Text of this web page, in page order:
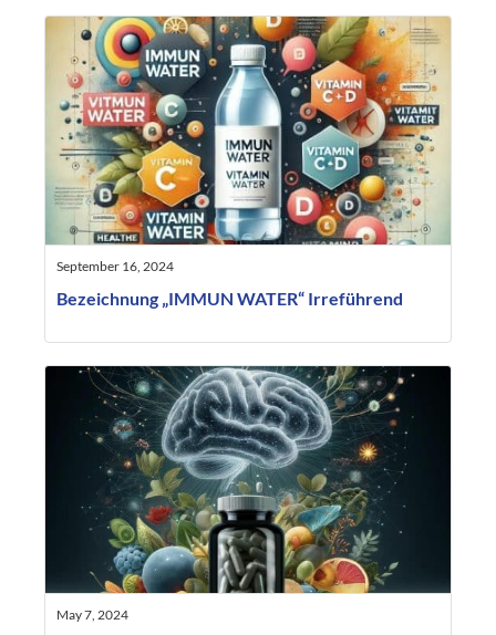
September 16, 2024
Bezeichnung „IMMUN WATER“ Irreführend
May 7, 2024